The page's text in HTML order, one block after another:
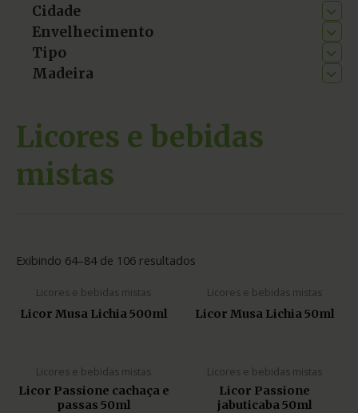
Cidade
Envelhecimento
Tipo
Madeira
Licores e bebidas
mistas
Exibindo 64–84 de 106 resultados
Licores e bebidas mistas
Licor Musa Lichia 500ml
Licores e bebidas mistas
Licor Musa Lichia 50ml
Licores e bebidas mistas
Licor Passione cachaça e
passas 50ml
Licores e bebidas mistas
Licor Passione
jabuticaba 50ml